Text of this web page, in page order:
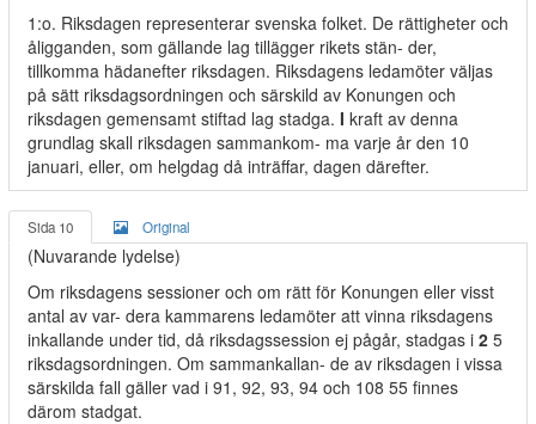
1:o. Riksdagen representerar svenska folket. De rättigheter och
åligganden, som gällande lag tillägger rikets stän- der,
tillkomma hädanefter riksdagen. Riksdagens ledamöter väljas
på sätt riksdagsordningen och särskild av Konungen och
riksdagen gemensamt stiftad lag stadga. I kraft av denna
grundlag skall riksdagen sammankom- ma varje år den 10
januari, eller, om helgdag då inträffar, dagen därefter.
Sida 10 Original
(Nuvarande lydelse)
Om riksdagens sessioner och om rätt för Konungen eller visst
antal av var- dera kammarens ledamöter att vinna riksdagens
inkallande under tid, då riksdagssession ej pågår, stadgas i 2 5
riksdagsordningen. Om sammankallan- de av riksdagen i vissa
särskilda fall gäller vad i 91, 92, 93, 94 och 108 55 finnes
därom stadgat.